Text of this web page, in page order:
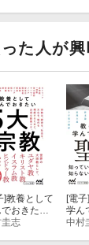
た人が
]教養として
おきたい
教
志
[電子]
学ん
聖書
中村